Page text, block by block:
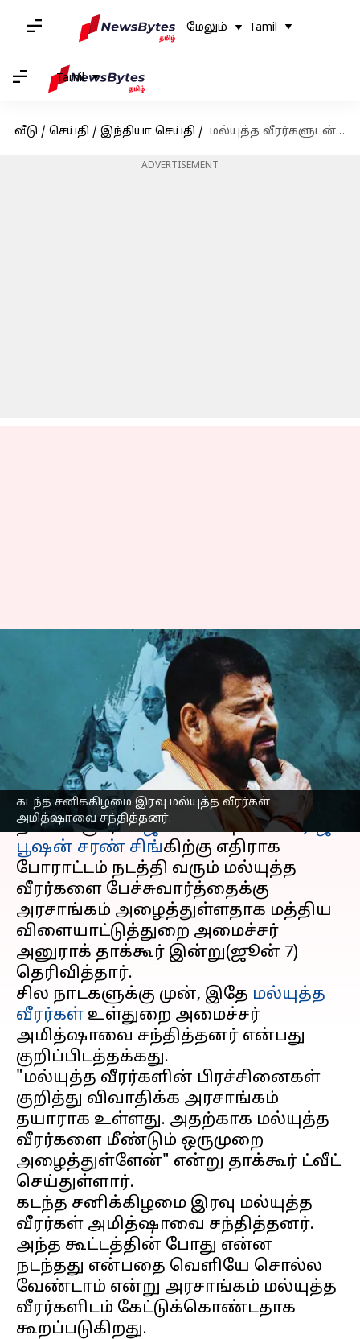
மேலும் Tamil
Tamil
வீடு / செய்தி / இந்தியா செய்தி / மல்யுத்த வீரர்களுடன் பேச்சுவார்த்தை நடத்த அரசாங்கம் முடிவு
ADVERTISEMENT
கடந்த சனிக்கிழமை இரவு மல்யுத்த வீரர்கள்
அமித்ஷாவை சந்தித்தனர்.
மல்யுத்த வீரர்களுடன்
பேச்சுவார்த்தை நடத்த
அரசாங்கம் முடிவு
Sindhuja SM Jun 07, 2023 10:20 am
செய்தி முன்னோட்டம்
இந்திய மல்யுத்த சம்மேளனத்தின்(WFI)
தலைவரும்,பாஜகஎம்பியுமானபிரிஜ்
பூஷன் சரண் சிங்கிற்கு எதிராக
போராட்டம் நடத்தி வரும் மல்யுத்த
வீரர்களை பேச்சுவார்த்தைக்கு
அரசாங்கம் அழைத்துள்ளதாக மத்திய
விளையாட்டுத்துறை அமைச்சர்
அனுராக் தாக்கூர் இன்று(ஜூன் 7)
தெரிவித்தார்.
சில நாடகளுக்கு முன், இதே மல்யுத்த
வீரர்கள் உள்துறை அமைச்சர்
அமித்ஷாவை சந்தித்தனர் என்பது
குறிப்பிடத்தக்கது.
"மல்யுத்த வீரர்களின் பிரச்சினைகள்
குறித்து விவாதிக்க அரசாங்கம்
தயாராக உள்ளது. அதற்காக மல்யுத்த
வீரர்களை மீண்டும் ஒருமுறை
அழைத்துள்ளேன்" என்று தாக்கூர் ட்வீட்
செய்துள்ளார்.
கடந்த சனிக்கிழமை இரவு மல்யுத்த
வீரர்கள் அமித்ஷாவை சந்தித்தனர்.
அந்த கூட்டத்தின் போது என்ன
நடந்தது என்பதை வெளியே சொல்ல
வேண்டாம் என்று அரசாங்கம் மல்யுத்த
வீரர்களிடம் கேட்டுக்கொண்டதாக